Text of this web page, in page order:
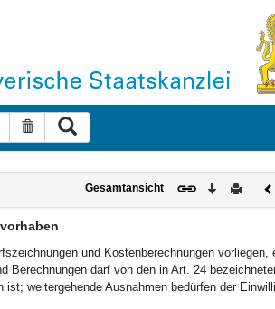
Suche zurücksetzen
Gesamtansicht Download
und Kostenberechnungen vorliegen,
Berechnungen darf von den in Art. 24
weitergehende Ausnahmen bedürfen der